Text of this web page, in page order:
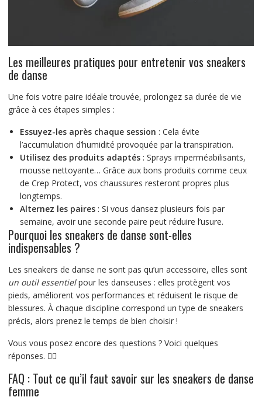
Les meilleures pratiques pour entretenir vos sneakers
de danse
Une fois votre paire idéale trouvée, prolongez sa durée de vie
grâce à ces étapes simples :
Essuyez-les après chaque session : Cela évite
l’accumulation d’humidité provoquée par la transpiration.
Utilisez des produits adaptés: Sprays imperméabilisants,
mousse nettoyante… Grâce aux bons produits comme ceux
de Crep Protect, vos chaussures resteront propres plus
longtemps.
Alternez les paires: Si vous dansez plusieurs fois par
semaine, avoir une seconde paire peut réduire l’usure.
Pourquoi les sneakers de danse sont-elles
indispensables ?
Les sneakers de danse ne sont pas qu’un accessoire, elles sont
un outil essentielpour les danseuses : elles protègent vos
pieds, améliorent vos performances et réduisent le risque de
blessures. À chaque discipline correspond un type de sneakers
précis, alors prenez le temps de bien choisir !
Vous vous posez encore des questions ? Voici quelques
réponses. 👇🏼
FAQ : Tout ce qu’il faut savoir sur les sneakers de danse
femme